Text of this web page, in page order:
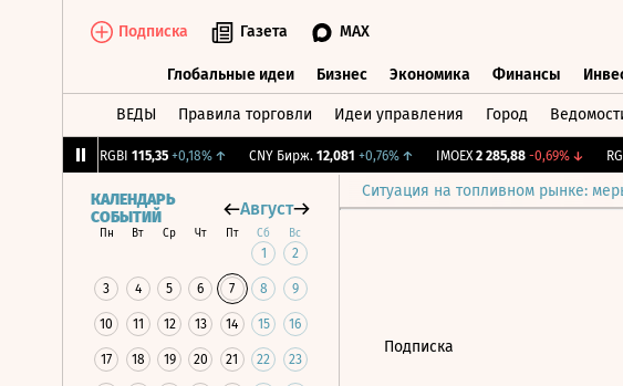
Подписка Газета MAX
Глобальные идеи Бизнес Экономика Финансы
ВЕДЫ Правила торговли Идеи управления Город
RGBI 115,35 +0,18%↑ CNY Бирж. 12,081 +0,76%↑ IMOEX 2 285,88 -0,69%↓
Ситуация на топливном рынке:
КАЛЕНДАРЬ
СОБЫТИЙ
Август
Пн Вт Ср Чт Пт Сб Вс
1 2
3 4 5 6 7 8 9
10 11 12 13 14 15 16
17 18 19 20 21 22 23
Подписка